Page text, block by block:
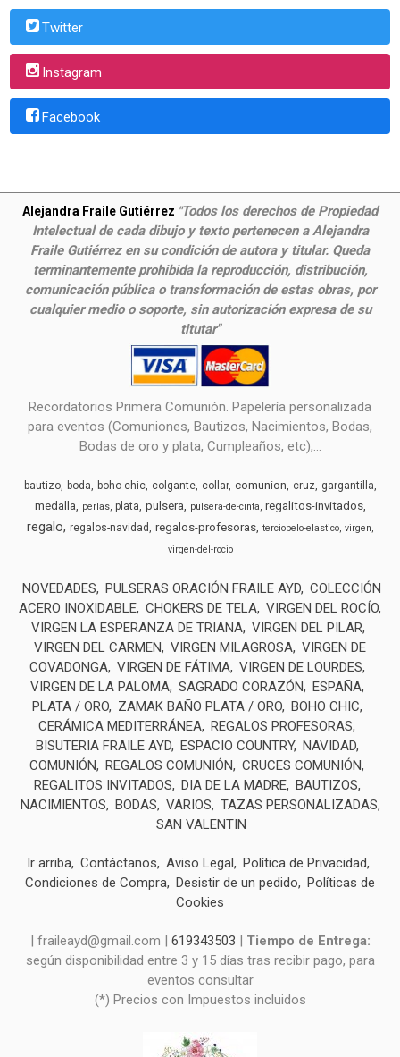
Twitter
Instagram
Facebook
Alejandra Fraile Gutiérrez "Todos los derechos de Propiedad
Intelectual de cada dibujo y texto pertenecen a Alejandra
Fraile Gutiérrez en su condición de autora y titular. Queda
terminantemente prohibida la reproducción, distribución,
comunicación pública o transformación de estas obras, por
cualquier medio o soporte, sin autorización expresa de su
titutar"
Recordatorios Primera Comunión. Papelería personalizada
para eventos (Comuniones, Bautizos, Nacimientos, Bodas,
Bodas de oro y plata, Cumpleaños, etc),...
bautizo boda boho-chic colgante collar comunion cruz gargantilla
medalla perlas plata pulsera pulsera-de-cinta regalitos-invitados
regalo regalos-navidad regalos-profesoras terciopelo-elastico virgen
virgen-del-rocio
NOVEDADES PULSERAS ORACIÓN FRAILE AYD COLECCIÓN
ACERO INOXIDABLE CHOKERS DE TELA VIRGEN DEL ROCÍO
VIRGEN LA ESPERANZA DE TRIANA VIRGEN DEL PILAR
VIRGEN DEL CARMEN
VIRGEN MILAGROSA VIRGEN DE
COVADONGA VIRGEN DE FÁTIMA VIRGEN DE LOURDES
VIRGEN DE LA PALOMA SAGRADO CORAZÓN
ESPAÑA
PLATA / ORO
ZAMAK BAÑO PLATA / ORO
BOHO CHIC
CERÁMICA MEDITERRÁNEA
REGALOS PROFESORAS
BISUTERIA FRAILE AYD
ESPACIO COUNTRY
NAVIDAD
COMUNIÓN
REGALOS COMUNIÓN
CRUCES COMUNIÓN
REGALITOS INVITADOS
DIA DE LA MADRE
BAUTIZOS
NACIMIENTOS
BODAS VARIOS
TAZAS PERSONALIZADAS
SAN VALENTIN
Ir arriba Contáctanos Aviso Legal
Política de Privacidad
Condiciones de Compra
Desistir de un pedido
Políticas de
Cookies
| fraileayd@gmail.com | 619343503
Tiempo de Entrega:
según disponibilidad entre 3 y 15 días tras recibir pago, para
eventos consultar
(*) Precios con Impuestos incluidos